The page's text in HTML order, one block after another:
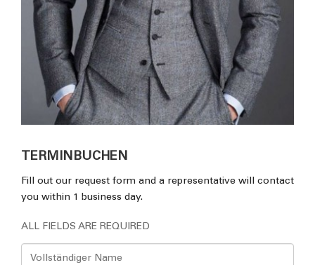
TERMINBUCHEN
Fill out our request form and a representative will contact
you within 1 business day.
ALL FIELDS ARE REQUIRED